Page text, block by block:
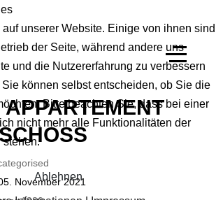
APPARTEMENT
November 2021
unserer Website. Einige von ihnen sind
der Seite, während andere uns
und die Nutzererfahrung zu verbessern
können selbst entscheiden, ob Sie die
Bitte beachten Sie, dass bei einer
nicht mehr alle Funktionalitäten der
stehen.
Ablehnen